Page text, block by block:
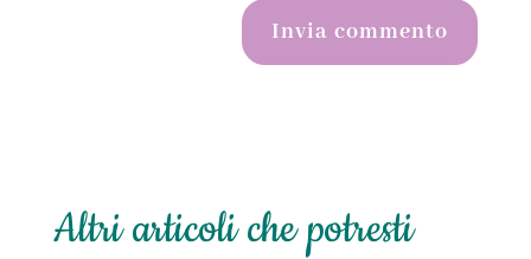
Invia commento
Altri articoli che potresti